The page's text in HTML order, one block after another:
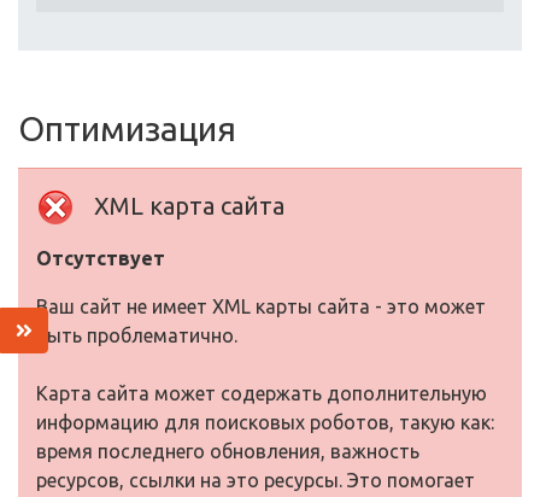
Оптимизация
XML карта сайта
Отсутствует
Ваш сайт не имеет XML карты сайта - это может
быть проблематично.
Карта сайта может содержать дополнительную
информацию для поисковых роботов, такую как:
время последнего обновления, важность
ресурсов, ссылки на это ресурсы. Это помогает